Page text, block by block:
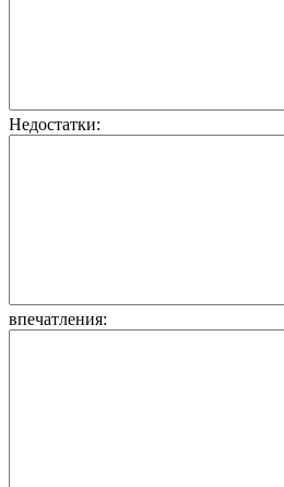
Недостатки:
впечатления: